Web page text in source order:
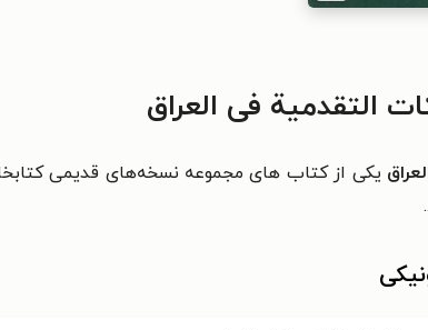
التقدمیة فی العراق
يکی از کتاب های مجموعه نسخه‌های قديمی